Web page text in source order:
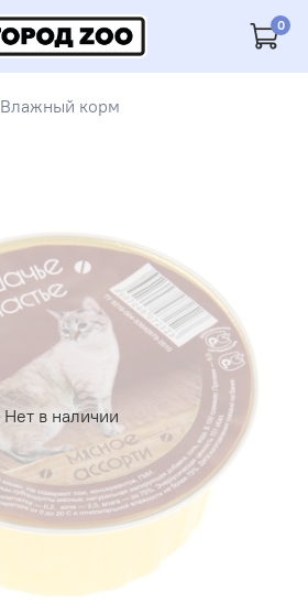
0
Влажный корм
Нет в наличии